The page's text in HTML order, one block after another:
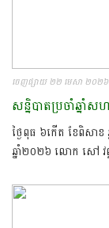
ចេញផ្សាយ ២២ មេសា ២០២៦
ថ្ងៃពុធ ៦កើត ខែពិសា
ឆ្នាំ២០២៦ លោក​ សៅ​ វ